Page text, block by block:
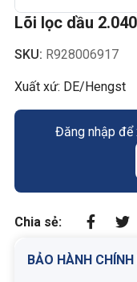
Lõi lọc dầu
SKU: R928006917
Xuất xứ: DE/Hengst
Đăng nhập để
Chia sẻ:
BẢO HÀNH CHÍNH